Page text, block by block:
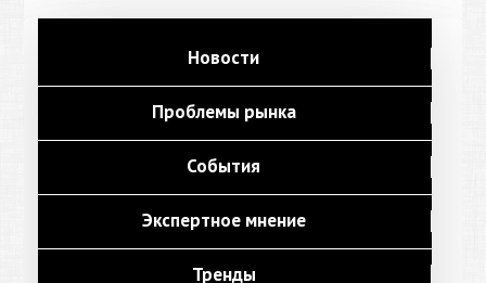
Новости
Проблемы рынка
События
Экспертное мнение
Тренды